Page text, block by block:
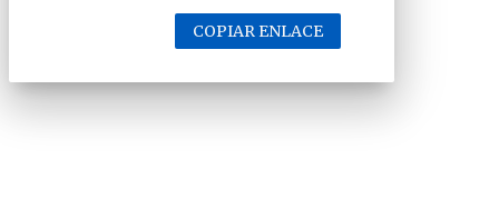
COPIAR ENLACE